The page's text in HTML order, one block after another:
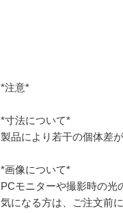
*注意*
*寸法について*
製品により若干の個体差
*画像について*
PCモニターや撮影時の光
気になる方は、ご注文前